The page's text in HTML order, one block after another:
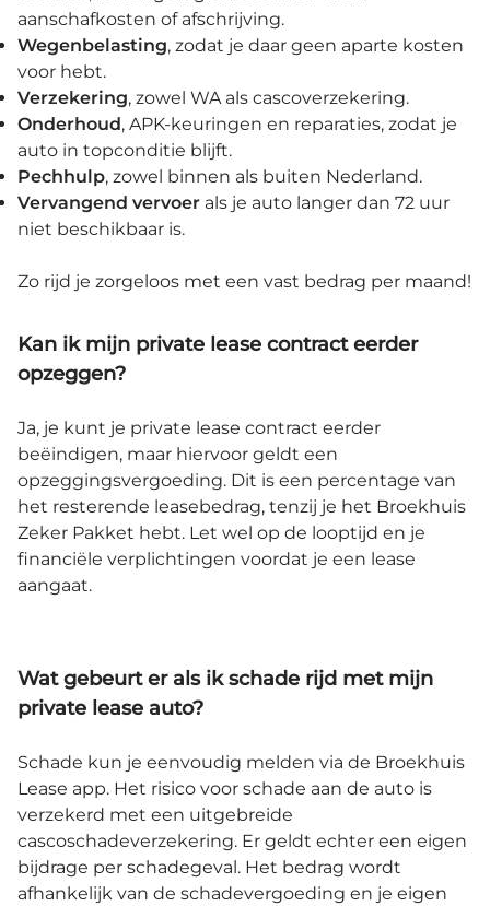
aanschafkosten of afschrijving.
Wegenbelasting, zodat je daar geen aparte kosten
voor hebt.
Verzekering, zowel WA als cascoverzekering.
Onderhoud, APK-keuringen en reparaties, zodat je
auto in topconditie blijft.
Pechhulp, zowel binnen als buiten Nederland.
Vervangend vervoer als je auto langer dan 72 uur
niet beschikbaar is.
Zo rijd je zorgeloos met een vast bedrag per maand!
Kan ik mijn private lease contract eerder
opzeggen?
Ja, je kunt je private lease contract eerder
beëindigen, maar hiervoor geldt een
opzeggingsvergoeding. Dit is een percentage van
het resterende leasebedrag, tenzij je het Broekhuis
Zeker Pakket hebt. Let wel op de looptijd en je
financiële verplichtingen voordat je een lease
aangaat.
Wat gebeurt er als ik schade rijd met mijn
private lease auto?
Schade kun je eenvoudig melden via de Broekhuis
Lease app. Het risico voor schade aan de auto is
verzekerd met een uitgebreide
cascoschadeverzekering. Er geldt echter een eigen
bijdrage per schadegeval. Het bedrag wordt
afhankelijk van de schadevergoeding en je eigen